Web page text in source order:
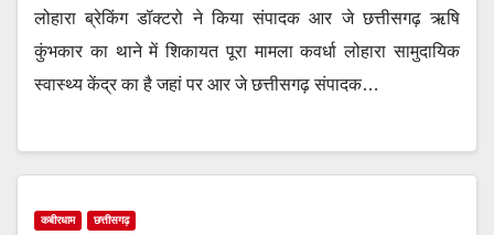
लोहारा ब्रेकिंग डॉक्टरो ने किया संपादक आर जे छत्तीसगढ़ ऋषि
कुंभकार का थाने में शिकायत पूरा मामला कवर्धा लोहारा सामुदायिक
स्वास्थ्य केंद्र का है जहां पर आर जे छत्तीसगढ़ संपादक…
कबीरधाम छत्तीसगढ़